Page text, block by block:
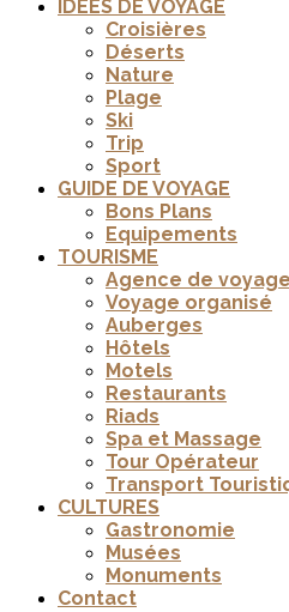
IDEES DE VOYAGE
Croisières
Déserts
Nature
Plage
Ski
Trip
Sport
GUIDE DE VOYAGE
Bons Plans
Equipements
TOURISME
Agence de voyage
Voyage organisé
Auberges
Hôtels
Motels
Restaurants
Riads
Spa et Massage
Tour Opérateur
Transport
CULTURES
Gastronomie
Musées
Monuments
Contact